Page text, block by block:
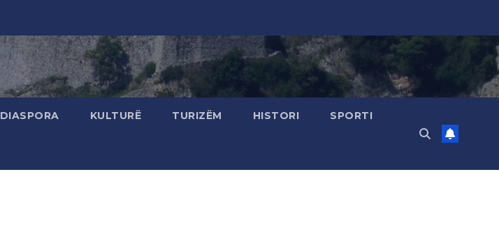
DIASPORA KULTURË TURIZËM HISTORI SPORTI